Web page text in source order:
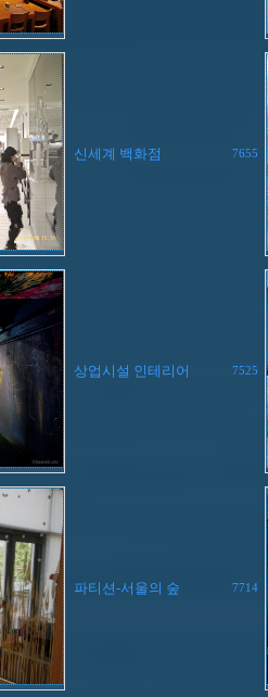
신세계 백화점 7655
상업시설 인테리어 7525
파티션-서울의 숲 7714